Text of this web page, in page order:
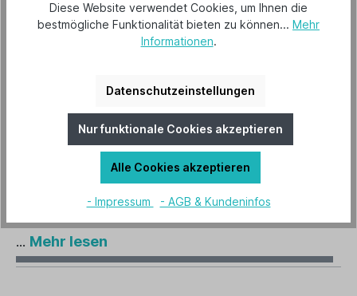
Beschreibung
MVK 25, Motorische Verschlussklappe aus
Bohrungsdurchm. 5mm, hellgrau RAL 7035, UV-
Mehr
Herstellerinformationen
Hersteller "CasaFan"Mehr lesen
Technische Daten
... Mehr lesen
Diese Website verwendet Cookies, um Ihnen die
bestmögliche Funktionalität bieten zu können... Mehr
Informationen.
Datenschutzeinstellungen
Nur funktionale Cookies akzeptieren
Alle Cookies akzeptieren
- Impressum - AGB & Kundeninfos